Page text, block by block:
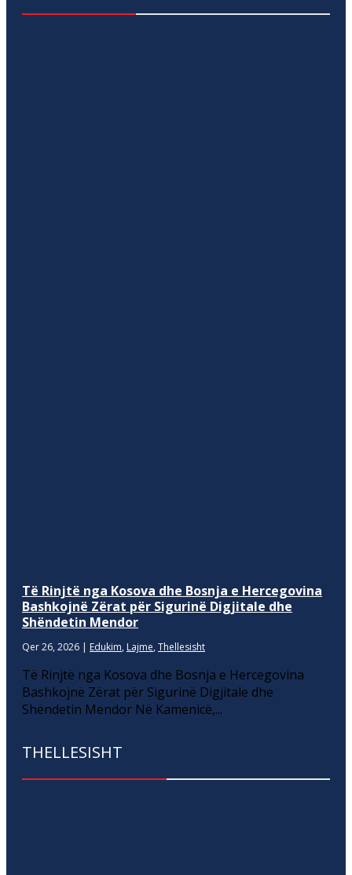
Të Rinjtë nga Kosova dhe Bosnja e Hercegovina
Bashkojnë Zërat për Sigurinë Digjitale dhe
Shëndetin Mendor
Qer 26, 2026 | Edukim, Lajme, Thellesisht
Të Rinjtë nga Kosova dhe Bosnja e Hercegovina
Bashkojnë Zërat për Sigurinë Digjitale dhe
Shëndetin Mendor Në Kamenicë,...
THELLESISHT